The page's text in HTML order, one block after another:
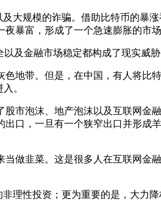
规模的诈骗。借助比特币的暴
暴富，形成了一个急速膨胀的市场
金融市场稳定都构成了现实威胁
带。但是，在中国，有人将比
。
泡沫、地产泡沫以及互联网金
口，一旦有一个狭窄出口并形成
韭菜。这是很多人在互联网金
性投资；更为重要的是，大力